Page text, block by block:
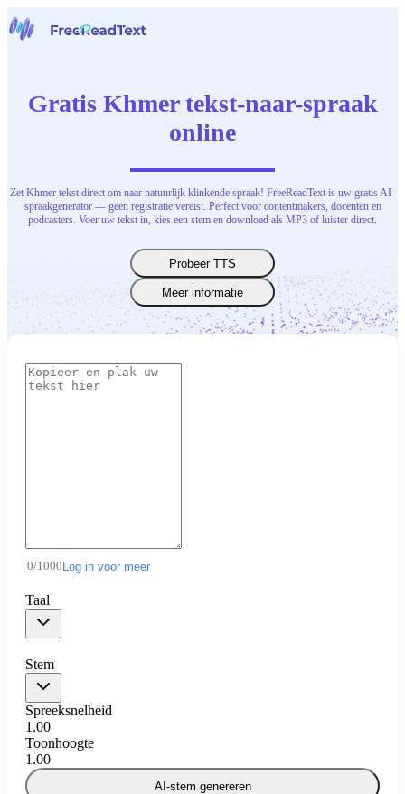
Gereedschap
Nederlands
Gratis Khmer tekst-naar-spraak
online
Zet Khmer tekst direct om naar natuurlijk klinkende spraak! FreeReadText is uw gratis AI-
spraakgenerator — geen registratie vereist. Perfect voor contentmakers, docenten en
podcasters. Voer uw tekst in, kies een stem en download als MP3 of luister direct.
Probeer TTS
Meer informatie
0/1000 Log in voor meer
Taal
Stem
Spreeksnelheid
1.00
Toonhoogte
1.00
AI-stem genereren